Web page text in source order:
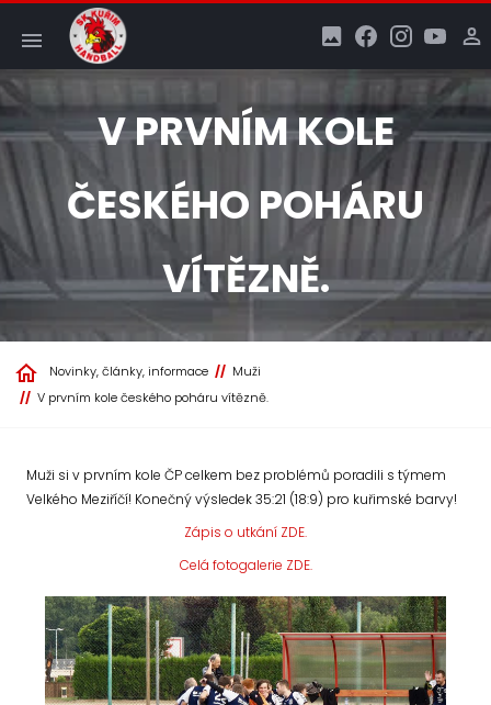
V PRVNÍM KOLE
ČESKÉHO POHÁRU
VÍTĚZNĚ.
Novinky, články, informace
Muži
V prvním kole českého poháru vítězně.
Muži si v prvním kole ČP celkem bez problémů poradili s týmem
Velkého Meziříčí! Konečný výsledek 35:21 (18:9) pro kuřimské barvy!
Zápis o utkání ZDE.
Celá fotogalerie ZDE.